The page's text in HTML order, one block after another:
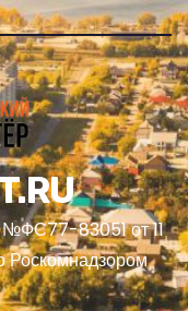
83051 от 11
Роскомнадзором